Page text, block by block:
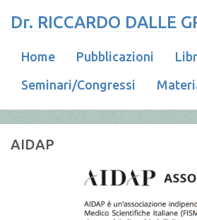
Dr. RICCARDO DALLE
Home Pubblicazioni
Seminari/Congressi
AIDAP